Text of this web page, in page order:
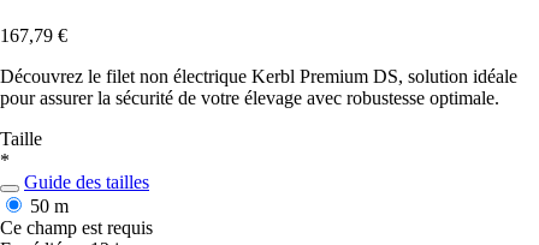
167,79 €
Découvrez le filet non électrique Kerbl Premium DS, solution idéale
pour assurer la sécurité de votre élevage avec robustesse optimale.
Taille
*
Guide des tailles
50 m
Ce champ est requis